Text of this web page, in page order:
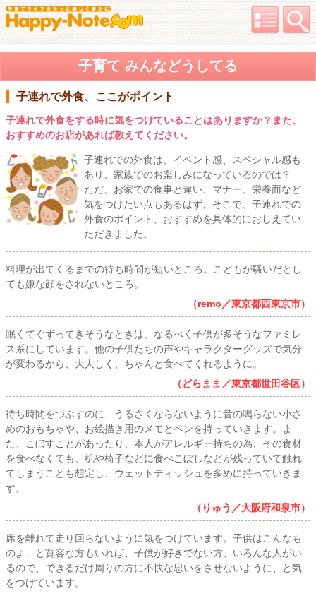
子育て みんなどうしてる
子連れで外食、ここがポイント
子連れで外食をする時に気をつけていることはありますか？また、
おすすめのお店があれば教えてください。
子連れでの外食は、イベント感、スペシャル感も
あり、家族でのお楽しみになっているのでは？
ただ、お家での食事と違い、マナー、栄養面など
気をつけたい点もあるはず。そこで、子連れでの
外食のポイント、おすすめを具体的におしえてい
ただきました。
料理が出てくるまでの待ち時間が短いところ。こどもが騒いだとし
ても嫌な顔をされないところ。
（remo／東京都西東京市）
眠くてぐずってきそうなときは、なるべく子供が多そうなファミレ
ス系にしています。他の子供たちの声やキャラクターグッズで気分
が変わるから、大人しく、ちゃんと食べてくれるように。
（どらまま／東京都世田谷区）
待ち時間をつぶすのに、うるさくならないように音の鳴らない小さ
めのおもちゃや、お絵描き用のメモとペンを持っていきます。ま
た、こぼすことがあったり、本人がアレルギー持ちの為、その食材
を食べなくても、机や椅子などに食べこぼしなどが残っていて触れ
てしまうことも想定し、ウェットティッシュを多めに持っていきま
す。
（りゅう／大阪府和泉市）
席を離れて走り回らないように気をつけています。子供はこんなも
のよ、と寛容な方もいれば、子供が好きでない方、いろんな人がい
るので、できるだけ周りの方に不快な思いをさせないように、と気
をつけています。